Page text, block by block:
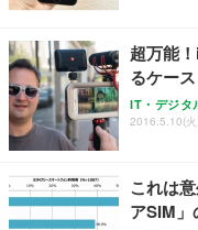
ョン PC
務用 おし
Sezlife オ
ワーク チ
能 人間工
務用 おし
【整備済
ー フル
ort/VGA
【
Smart
限定】
超厚型 お
超万能
るケース
IT・デジタ
2016.5.10(
これは
アSIM